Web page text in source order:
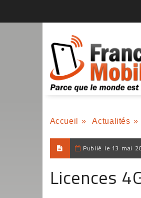
Accueil » Actualités »
Publié le 13 mai
Licences